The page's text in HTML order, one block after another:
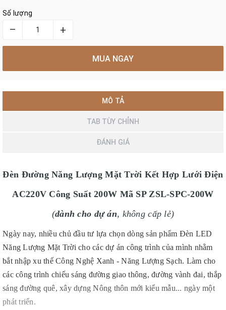
Số lượng
– +
MUA NGAY
MÔ TẢ
TAB TÙY CHỈNH
ĐÁNH GIÁ
Đèn Đường Năng Lượng Mặt Trời Kết Hợp Lưới Điện
AC220V Công Suất 200W Mã SP ZSL-SPC-200W
(dành cho dự án, không cấp lẻ)
Ngày nay, nhiều chủ đầu tư lựa chọn dòng sản phẩm Đèn LED
Năng Lượng Mặt Trời cho các dự án công trình của mình nhằm
bắt nhập xu thế Công Nghệ Xanh - Năng Lượng Sạch. Làm cho
các công trình chiếu sáng đường giao thông, đường vành đai, thắp
sáng đường quê, xây dựng Nông thôn mới kiểu mẫu... ngày một
phát triển.